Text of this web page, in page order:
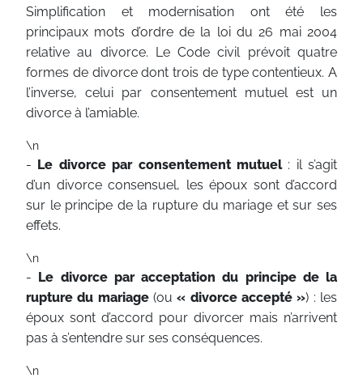
Simplification et modernisation ont été les
principaux mots d’ordre de la loi du 26 mai 2004
relative au divorce. Le Code civil prévoit quatre
formes de divorce dont trois de type contentieux. A
l’inverse, celui par consentement mutuel est un
divorce à l’amiable.
\n
- Le divorce par consentement mutuel: il s’agit
d’un divorce consensuel, les époux sont d’accord
sur le principe de la rupture du mariage et sur ses
effets.
\n
- Le divorce par acceptation du principe de la
rupture du mariage(ou« divorce accepté ») : les
époux sont d’accord pour divorcer mais n’arrivent
pas à s’entendre sur ses conséquences.
\n